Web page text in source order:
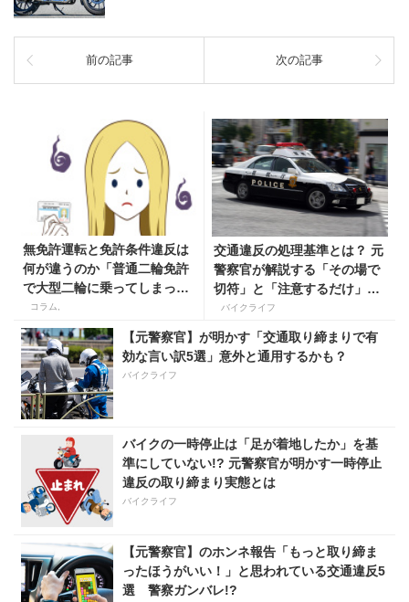
前の記事 次の記事
無免許運転と免許条件違反は
何が違うのか「普通二輪免許
で大型二輪に乗ってしまった
場合は？」
コラム,
交通違反の処理基準とは？ 元
警察官が解説する「その場で
切符」と「注意するだけ」の
違い
バイクライフ
【元警察官】が明かす「交通取り締まりで有
効な言い訳5選」意外と通用するかも？
バイクライフ
バイクの一時停止は「足が着地したか」を基
準にしていない!? 元警察官が明かす一時停止
違反の取り締まり実態とは
バイクライフ
【元警察官】のホンネ報告「もっと取り締ま
ったほうがいい！」と思われている交通違反5
選 警察ガンバレ!?